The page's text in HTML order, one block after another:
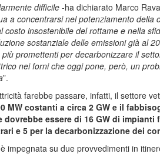
difficile-ha dichiarato Marco
a concentrarsi nel potenziamento della
costo insostenibile del rottame e nella
sostanziale delle emissioni già al
promettenti per decarbonizzare il
nei forni che oggi pone, però, un
”.
farebbe passare, infatti, il settore
MW costanti a circa 2 GW e il
essere di 16 GW di
e 5 per la decarbonizzazione dei
impegnata su due provvedimenti in